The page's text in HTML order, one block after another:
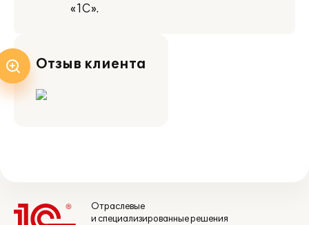
«1С».
Отзыв клиента
Отраслевые
и специализированные решения